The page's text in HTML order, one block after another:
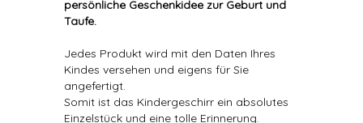
persönliche Geschenkidee zur Geburt und
Taufe.
Jedes Produkt wird mit den Daten Ihres
Kindes versehen und eigens für Sie
angefertigt.
Somit ist das Kindergeschirr ein absolutes
Einzelstück und eine tolle Erinnerung.